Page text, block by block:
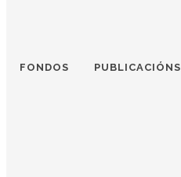
FONDOS PUBLICACIÓNS